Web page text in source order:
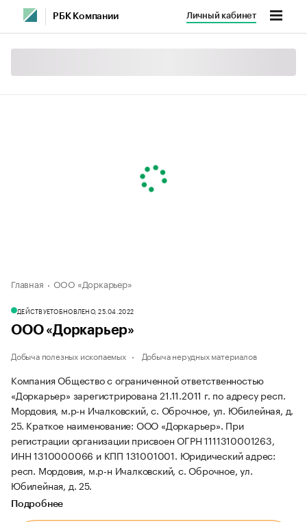
РБК Компании Личный кабинет
Главная ООО «Доркарьер»
ДЕЙСТВУЕТОБНОВЛЕНО, 25.04.2022
ООО «Доркарьер»
Добыча полезных ископаемых Добыча нерудных материалов
Компания Общество с ограниченной ответственностью
«Доркарьер» зарегистрирована 21.11.2011 г. по адресу респ.
Мордовия, м.р-н Ичалковский, с. Оброчное, ул. Юбилейная, д.
25. Краткое наименование: ООО «Доркарьер». При
регистрации организации присвоен ОГРН 1111310001263,
ИНН 1310000066 и КПП 131001001. Юридический адрес:
респ. Мордовия, м.р-н Ичалковский, с. Оброчное, ул.
Юбилейная, д. 25.
Подробнее